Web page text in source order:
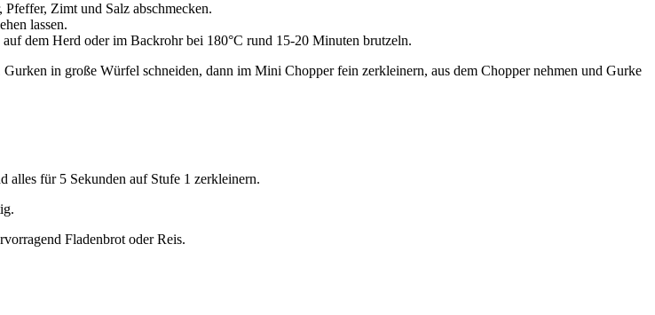
Zimt und Salz abschmecken.
lassen.
dem Herd oder im Backrohr bei 180°C rund 15-20 Minuten brutzeln.
in große Würfel schneiden, dann im Mini Chopper fein zerkleinern, aus dem Chopper nehmen und Gurke
für 5 Sekunden auf Stufe 1 zerkleinern.
Fladenbrot oder Reis.